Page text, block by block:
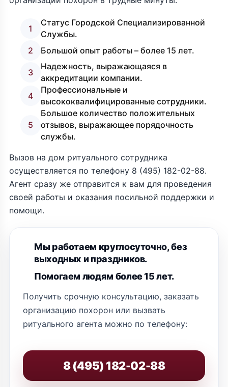
1
Статус Городской Специализированной
Службы.
2
Большой опыт работы – более 15 лет.
3
Надежность, выражающаяся в
аккредитации компании.
4
Профессиональные и
высококвалифицированные сотрудники.
5
Большое количество положительных
отзывов, выражающее порядочность
службы.
Вызов на дом ритуального сотрудника
осуществляется по телефону 8 (495) 182-02-88.
Агент сразу же отправится к вам для проведения
своей работы и оказания посильной поддержки и
помощи.
Мы работаем круглосуточно, без
выходных и праздников.
Помогаем людям более 15 лет.
Получить срочную консультацию, заказать
организацию похорон или вызвать
ритуального агента можно по телефону:
8 (495) 182-02-88